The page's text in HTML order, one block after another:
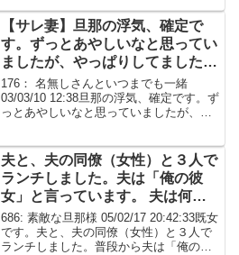
【サレ妻】旦那の浮気、確定で
す。ずっとあやしいなと思ってい
ましたが、やっぱりしてました。
【相談】
176： 名無しさんといつまでも一緒
03/03/10 12:38旦那の浮気、確定です。ず
っとあやしいなと思っていましたが、や
めるだろうと思っていたけど、だんだん
ひどく...
夫と、夫の同僚（女性）と３人で
ランチしました。夫は「俺の彼
女」と言っています。 夫は何を
考えて引き合わせたのでしょう
か？
686: 素敵な旦那様 05/02/17 20:42:33既女
です。夫と、夫の同僚（女性）と３人で
ランチしました。普段から夫は「俺の彼